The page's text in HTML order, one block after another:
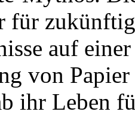
auf
von
ihr Leben